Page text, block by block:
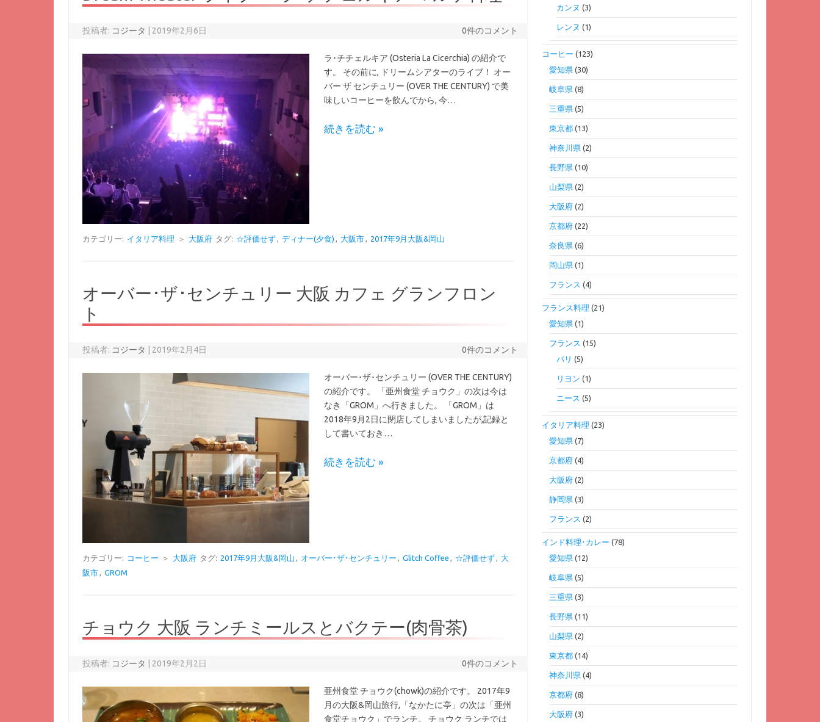
投稿者: コジータ 2019年2月6日 0件のコメント
ラ･チチェルキア (Osteria La Cicerchia) の紹介で
す。 その前に, ドリームシアターのライブ！ オー
バー ザ センチュリー (OVER THE CENTURY) で美
味しいコーヒーを飲んでから, 今…
続きを読む »
カテゴリー: イタリア料理 ＞ 大阪府 タグ: ☆評価せず, ディナー(夕食) , 大阪市, 2017年9月大阪&岡山
オーバー･ザ･センチュリー 大阪 カフェ グランフロン
ト
投稿者: コジータ 2019年2月4日 0件のコメント
オーバー･ザ･センチュリー (OVER THE CENTURY)
の紹介です。 「亜州食堂 チョウク」の次は今は
なき「GROM」へ行きました。 「GROM」は
2018年9月2日に閉店してしまいましたが,記録と
して書いておき…
続きを読む »
カテゴリー: コーヒー ＞ 大阪府 タグ: 2017年9月大阪&岡山 , オーバー･ザ･センチュリー , Glitch Coffee , ☆評価せず, 大
阪市, GROM
チョウク 大阪 ランチミールスとバクテー(肉骨茶)
投稿者: コジータ 2019年2月2日 0件のコメント
亜州食堂 チョウク(chowk)の紹介です。 2017年9
月の大阪&岡山旅行,「なかたに亭」の次は「亜州
食堂チョウク」でランチ。 チョウク ランチでは
カンヌ (3)
レンヌ (1)
コーヒー (123)
愛知県(30)
岐阜県(8)
三重県(5)
東京都(13)
神奈川県(2)
長野県(10)
山梨県(2)
大阪府(2)
京都府(22)
奈良県(6)
岡山県(1)
フランス (4)
フランス料理 (21)
愛知県(1)
フランス (15)
パリ (5)
リヨン (1)
ニース (5)
イタリア料理 (23)
愛知県(7)
京都府(4)
大阪府(2)
静岡県(3)
フランス (2)
インド料理･カレー (78)
愛知県(12)
岐阜県(5)
三重県(3)
長野県(11)
山梨県(2)
東京都(14)
神奈川県(4)
京都府(8)
大阪府(3)